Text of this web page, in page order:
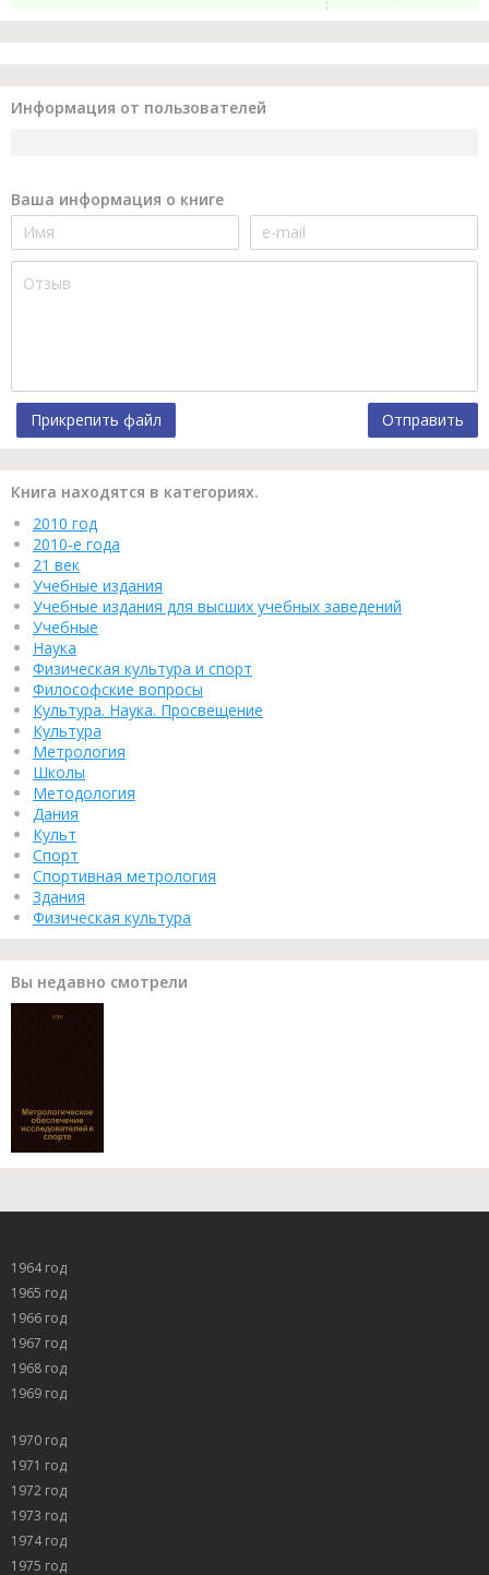
Информация от пользователей
Ваша информация о книге
Прикрепить файл Отправить
Книга находятся в категориях.
2010 год
2010-е года
21 век
Учебные издания
Учебные издания для высших учебных заведений
Учебные
Наука
Физическая культура и спорт
Философские вопросы
Культура. Наука. Просвещение
Культура
Метрология
Школы
Методология
Дания
Культ
Спорт
Спортивная метрология
Здания
Физическая культура
Вы недавно смотрели
1964 год
1965 год
1966 год
1967 год
1968 год
1969 год
1970 год
1971 год
1972 год
1973 год
1974 год
1975 год